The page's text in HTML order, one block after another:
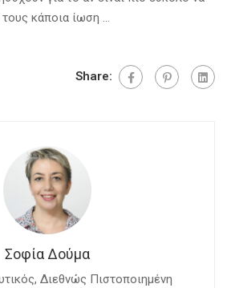
κάποια ίωση …
Share:
Σοφία Δούμα
Διεθνώς Πιστοποιημένη